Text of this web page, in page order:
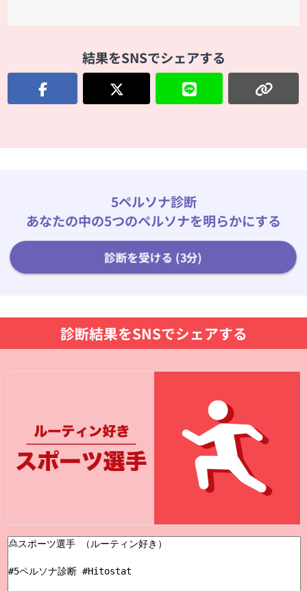
結果をSNSでシェアする
5ペルソナ診断
あなたの中の5つのペルソナを明らかにする
診断を受ける (3分)
診断結果をSNSでシェアする